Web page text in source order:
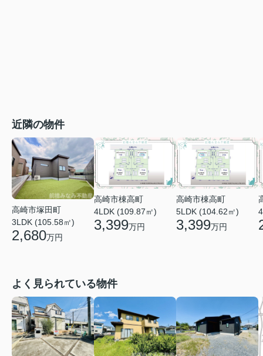
近隣の物件
高崎市塚田町
3LDK (105.58㎡)
2,680万円
高崎市棟高町
4LDK (109.87㎡)
3,399万円
高崎市棟高町
5LDK (104.62㎡)
3,399万円
よく見られている物件